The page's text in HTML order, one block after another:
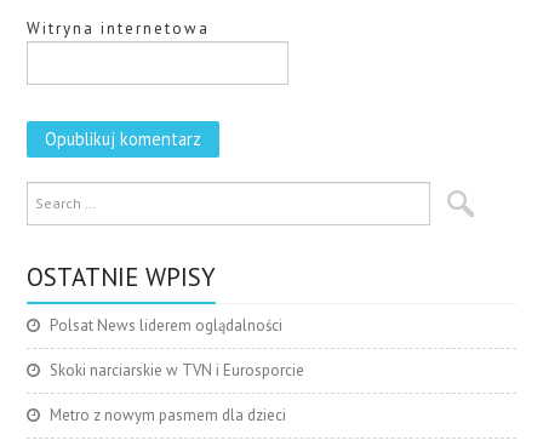
Witryna internetowa
OSTATNIE WPISY
Polsat News liderem oglądalności
Skoki narciarskie w TVN i Eurosporcie
Metro z nowym pasmem dla dzieci